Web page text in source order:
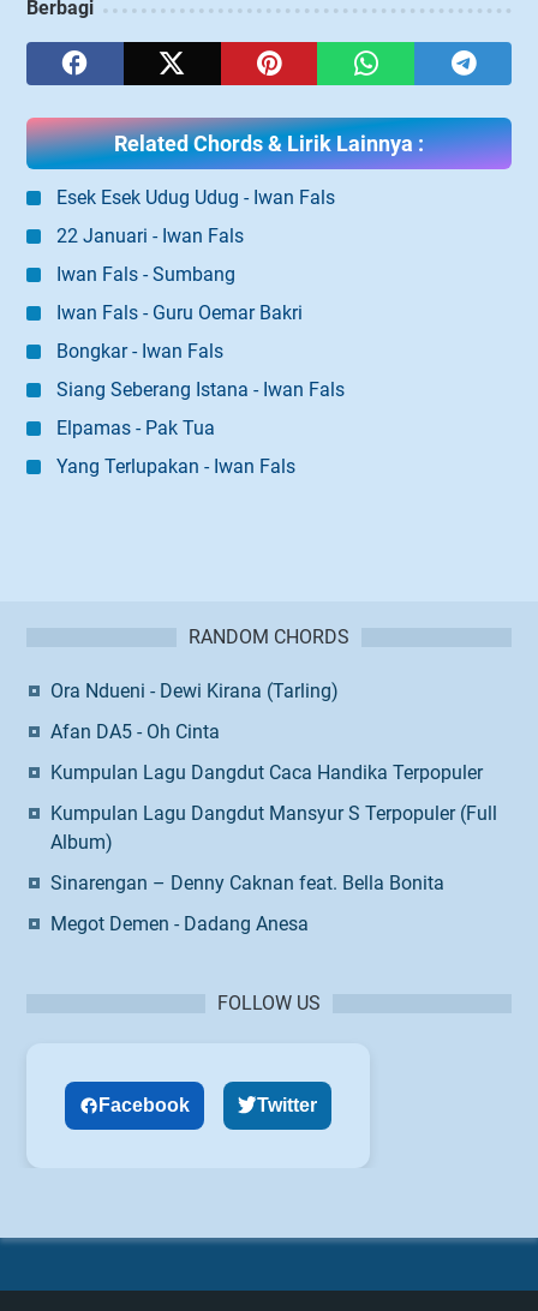
Berbagi
Related Chords & Lirik Lainnya :
Esek Esek Udug Udug - Iwan Fals
22 Januari - Iwan Fals
Iwan Fals - Sumbang
Iwan Fals - Guru Oemar Bakri
Bongkar - Iwan Fals
Siang Seberang Istana - Iwan Fals
Elpamas - Pak Tua
Yang Terlupakan - Iwan Fals
RANDOM CHORDS
Ora Ndueni - Dewi Kirana (Tarling)
Afan DA5 - Oh Cinta
Kumpulan Lagu Dangdut Caca Handika Terpopuler
Kumpulan Lagu Dangdut Mansyur S Terpopuler (Full
Album)
Sinarengan – Denny Caknan feat. Bella Bonita
Megot Demen - Dadang Anesa
FOLLOW US
Facebook Twitter